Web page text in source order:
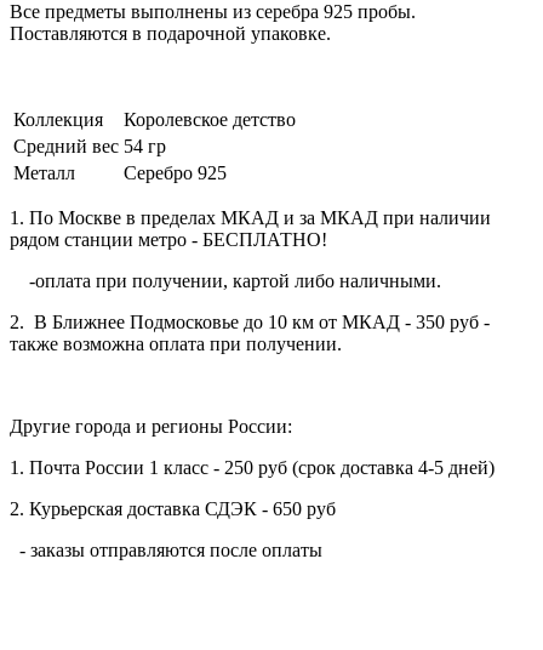
Все предметы выполнены из серебра 925 пробы.
Поставляются в подарочной упаковке.
Коллекция
Королевское детство
Средний вес 54 гр
Металл
Серебро 925
1. По Москве в пределах МКАД и за МКАД при наличии
рядом станции метро - БЕСПЛАТНО!
-оплата при получении, картой либо наличными.
2. В Ближнее Подмосковье до 10 км от МКАД - 350 руб -
также возможна оплата при получении.
Другие города и регионы России:
1. Почта России 1 класс - 250 руб (срок доставка 4-5 дней)
2. Курьерская доставка СДЭК - 650 руб
- заказы отправляются после оплаты